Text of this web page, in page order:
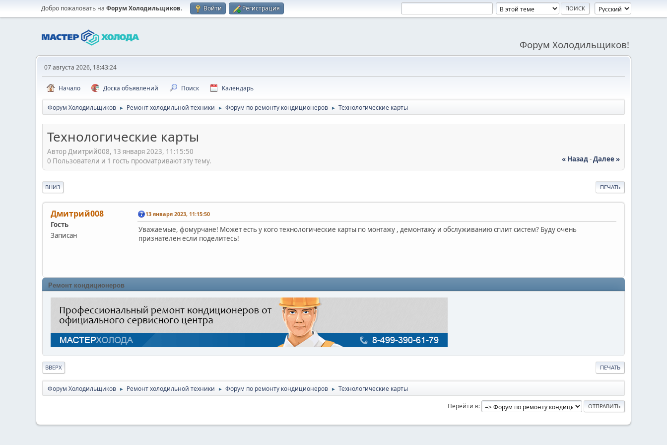
Добро пожаловать на Форум Холодильщиков. Войти Регистрация
Форум Холодильщиков!
07 августа 2026, 18:43:24
Начало Доска объявлений Поиск Календарь
Форум Холодильщиков ► Ремонт холодильной техники ► Форум по ремонту кондиционеров ► Технологические карты
Технологические карты
Автор Дмитрий008, 13 января 2023, 11:15:50
« Назад-Далее »
0 Пользователи и 1 гость просматривают эту тему.
ПЕЧАТЬ
ВНИЗ
Дмитрий008
Гость
Записан
13 января 2023, 11:15:50
Уважаемые, фомурчане! Может есть у кого технологические карты по монтажу , демонтажу и обслуживанию сплит систем? Буду очень
признателен если поделитесь!
Ремонт кондиционеров
ПЕЧАТЬ
ВВЕРХ
Форум Холодильщиков ► Ремонт холодильной техники ► Форум по ремонту кондиционеров ► Технологические карты
Перейти в